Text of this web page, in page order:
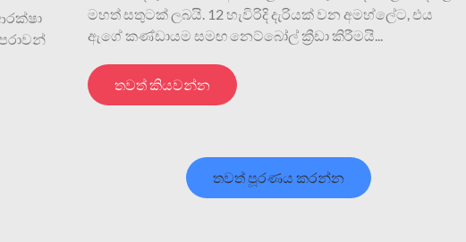
මහත් සතුටක් ලබයි. 12 හැවිරිදි දැරියක් වන අමහ්ලේට, එය
ඇගේ කණ්ඩායම සමඟ නෙට්බෝල් ක්‍රීඩා කිරීමයි...
තවත් කියවන්න
තවත් පූරණය කරන්න